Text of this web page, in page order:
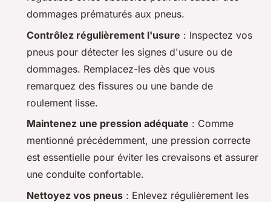
dommages prématurés aux pneus.
Contrôlez régulièrement l'usure : Inspectez vos
pneus pour détecter les signes d'usure ou de
dommages. Remplacez-les dès que vous
remarquez des fissures ou une bande de
roulement lisse.
Maintenez une pression adéquate : Comme
mentionné précédemment, une pression correcte
est essentielle pour éviter les crevaisons et assurer
une conduite confortable.
Nettoyez vos pneus : Enlevez régulièrement les